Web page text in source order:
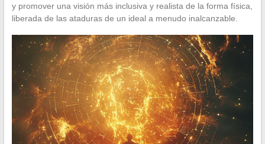
y promover una visión más inclusiva y realista de la forma física,
liberada de las ataduras de un ideal a menudo inalcanzable.